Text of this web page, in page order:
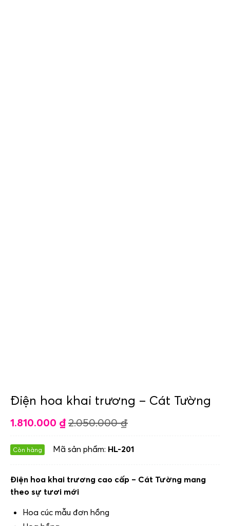
Điện hoa khai trương – Cát Tường
1.810.000 ₫ 2.050.000₫
Còn hàng Mã sản phẩm: HL-201
Điện hoa khai trương cao cấp – Cát Tường mang
theo sự tươi mới
Hoa cúc mẫu đơn hồng